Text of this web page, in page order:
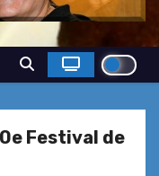
Festival de